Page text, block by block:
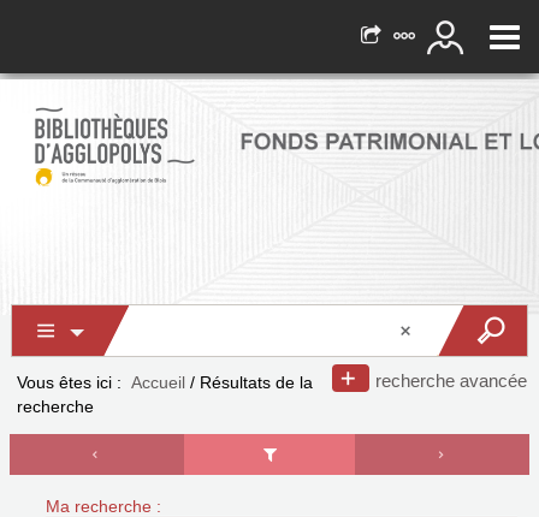
recherche avancée
Vous êtes ici : Accueil / Résultats de la
recherche
Ma recherche :